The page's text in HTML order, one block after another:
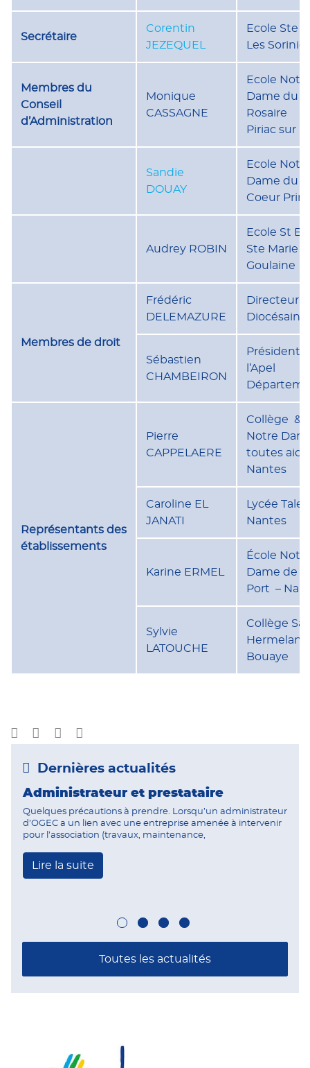
Secrétaire
Corentin
JEZEQUEL
Ecole Ste
Les
Membres du
Conseil
d’Administration
Monique
CASSAGNE
Ecole
Dame du
Rosaire
Piriac sur
Sandie
DOUAY
Ecole
Dame du
Coeur
Audrey ROBIN
Ecole St
Ste Marie
Goulaine
Membres de droit
Frédéric
DELEMAZURE
Directeur
Diocésain
Sébastien
CHAMBEIRON
Président
l’Apel
Représentants des
établissements
Pierre
CAPPELAERE
Collège &
Notre
toutes
Nantes
Caroline EL
JANATI
Lycée
Nantes
Karine ERMEL
École
Dame de
Port –
Sylvie
LATOUCHE
Collège
Hermeland
Bouaye
Dernières actualités
Administrateur et prestataire
Quelques précautions à prendre. Lorsqu’un administrateur
d’OGEC a un lien avec une entreprise amenée à intervenir
pour l’association (travaux, maintenance,
Lire la suite
Toutes les actualités